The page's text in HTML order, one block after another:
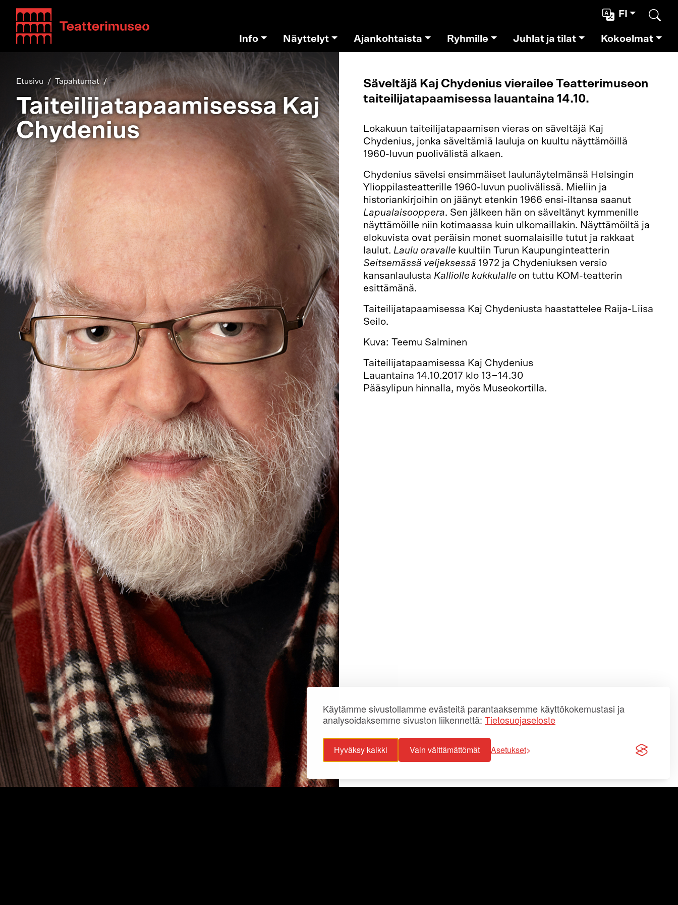
Käytämme sivustollamme evästeitä parantaaksemme käyttökokemustasi ja
analysoidaksemme sivuston liikennettä: Tietosuojaseloste
Hyväksy kaikki Vain välttämättömät Asetukset
Teatterimuseo FI
Info Näyttelyt Ajankohtaista Ryhmille Juhlat ja tilat Kokoelmat
Etusivu Tapahtumat
Taiteilijatapaamisessa Kaj
Chydenius
Säveltäjä Kaj Chydenius vierailee Teatterimuseon
taiteilijatapaamisessa lauantaina 14.10.
Lokakuun taiteilijatapaamisen vieras on säveltäjä Kaj
Chydenius, jonka säveltämiä lauluja on kuultu näyttämöillä
1960-luvun puolivälistä alkaen.
Chydenius sävelsi ensimmäiset laulunäytelmänsä Helsingin
Ylioppilasteatterille 1960-luvun puolivälissä. Mieliin ja
historiankirjoihin on jäänyt etenkin 1966 ensi-iltansa saanut
Lapualaisooppera. Sen jälkeen hän on säveltänyt kymmenille
näyttämöille niin kotimaassa kuin ulkomaillakin. Näyttämöiltä ja
elokuvista ovat peräisin monet suomalaisille tutut ja rakkaat
laulut. Laulu oravalle kuultiin Turun Kaupunginteatterin
Seitsemässä veljeksessä 1972 ja Chydeniuksen versio
kansanlaulusta Kalliolle kukkulalle on tuttu KOM-teatterin
esittämänä.
Taiteilijatapaamisessa Kaj Chydeniusta haastattelee Raija-Liisa
Seilo.
Kuva: Teemu Salminen
Taiteilijatapaamisessa Kaj Chydenius
Lauantaina 14.10.2017 klo 13−14.30
Pääsylipun hinnalla, myös Museokortilla.